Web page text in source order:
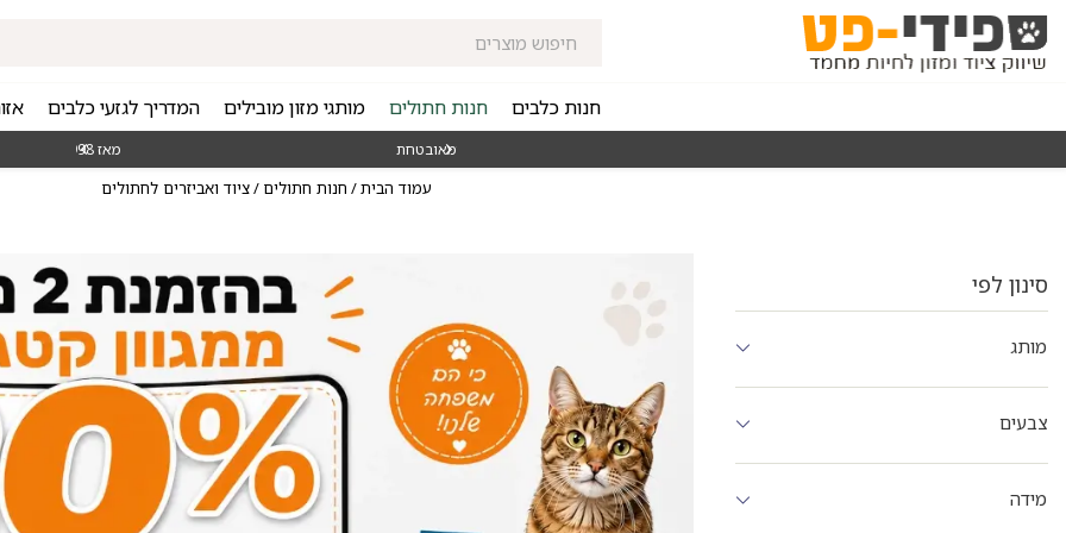
חנות כלבים חנות חתולים מותגי מזון מובילים המדריך לגזעי כלבים
עמוד הבית/ חנות חתולים / ציוד ואביזרים לחתולים
סינון לפי
מותג
צבעים
מידה